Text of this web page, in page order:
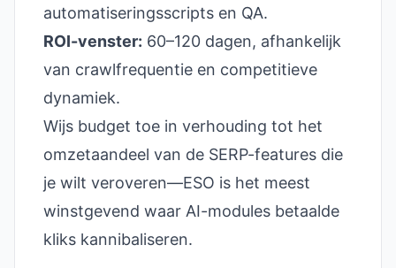
automatiseringsscripts en QA.
ROI-venster: 60–120 dagen, afhankelijk
van crawlfrequentie en competitieve
dynamiek.
Wijs budget toe in verhouding tot het
omzet­aandeel van de SERP-features die
je wilt veroveren—ESO is het meest
winstgevend waar AI-modules betaalde
kliks kannibaliseren.